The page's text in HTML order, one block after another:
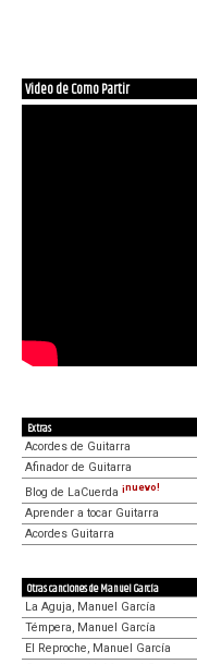
Video de Como Partir
Extras
Acordes de Guitarra
Afinador de Guitarra
Blog de LaCuerda ¡nuevo!
Aprender a tocar Guitarra
Acordes Guitarra
Otras canciones de Manuel García
La Aguja, Manuel García
Témpera, Manuel García
El Reproche, Manuel García